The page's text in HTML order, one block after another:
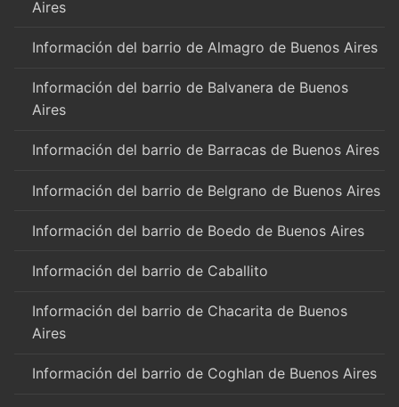
Aires
Información del barrio de Almagro de Buenos Aires
Información del barrio de Balvanera de Buenos
Aires
Información del barrio de Barracas de Buenos Aires
Información del barrio de Belgrano de Buenos Aires
Información del barrio de Boedo de Buenos Aires
Información del barrio de Caballito
Información del barrio de Chacarita de Buenos
Aires
Información del barrio de Coghlan de Buenos Aires